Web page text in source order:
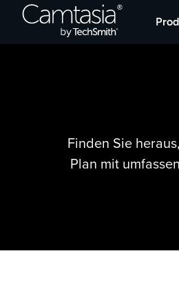
Direkt
Finden Sie
Plan mit